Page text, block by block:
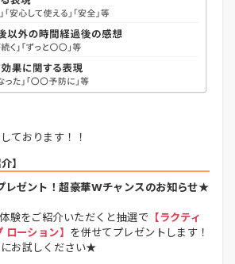
ております！！
】
ゼント！超豪華Wチャンスのお知らせ★
験をご紹介いただくと抽選で 【ラクティ
ーション】 を併せてプレゼントします！
お試しください★